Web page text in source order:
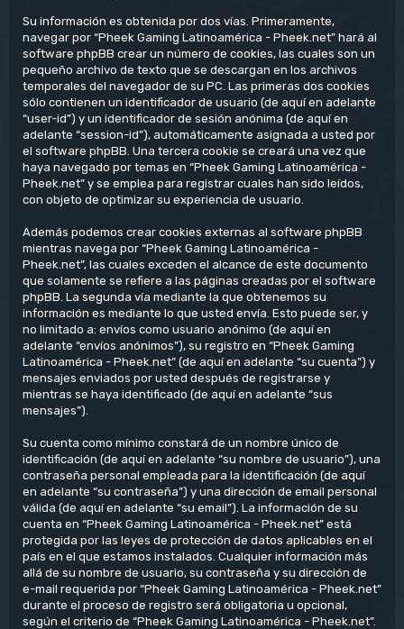
Su información es obtenida por dos vías. Primeramente,
navegar por “Pheek Gaming Latinoamérica - Pheek.net” hará al
software phpBB crear un número de cookies, las cuales son un
pequeño archivo de texto que se descargan en los archivos
temporales del navegador de su PC. Las primeras dos cookies
sólo contienen un identificador de usuario (de aquí en adelante
“user-id”) y un identificador de sesión anónima (de aquí en
adelante “session-id”), automáticamente asignada a usted por
el software phpBB. Una tercera cookie se creará una vez que
haya navegado por temas en “Pheek Gaming Latinoamérica -
Pheek.net” y se emplea para registrar cuales han sido leídos,
con objeto de optimizar su experiencia de usuario.
Además podemos crear cookies externas al software phpBB
mientras navega por “Pheek Gaming Latinoamérica -
Pheek.net”, las cuales exceden el alcance de este documento
que solamente se refiere a las páginas creadas por el software
phpBB. La segunda vía mediante la que obtenemos su
información es mediante lo que usted envía. Esto puede ser, y
no limitado a: envíos como usuario anónimo (de aquí en
adelante “envíos anónimos”), su registro en “Pheek Gaming
Latinoamérica - Pheek.net” (de aquí en adelante “su cuenta”) y
mensajes enviados por usted después de registrarse y
mientras se haya identificado (de aquí en adelante “sus
mensajes”).
Su cuenta como mínimo constará de un nombre único de
identificación (de aquí en adelante “su nombre de usuario”), una
contraseña personal empleada para la identificación (de aquí
en adelante “su contraseña”) y una dirección de email personal
válida (de aquí en adelante “su email”). La información de su
cuenta en “Pheek Gaming Latinoamérica - Pheek.net” está
protegida por las leyes de protección de datos aplicables en el
país en el que estamos instalados. Cualquier información más
allá de su nombre de usuario, su contraseña y su dirección de
e-mail requerida por “Pheek Gaming Latinoamérica - Pheek.net”
durante el proceso de registro será obligatoria u opcional,
según el criterio de “Pheek Gaming Latinoamérica - Pheek.net”.